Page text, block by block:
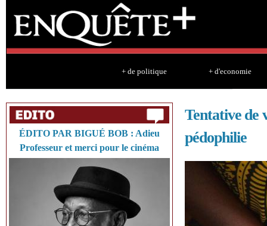
+ de politique + d'economie
ÉDITO PAR BIGUÉ BOB : Adieu
Professeur et merci pour le cinéma
Tentative de
pédophilie